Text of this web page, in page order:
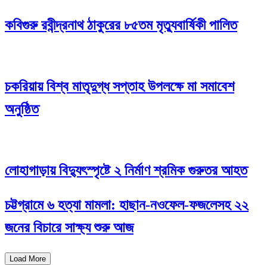
কবিগুরু রবীন্দ্রনাথ ঠাকুরের ৮৫তম মৃত্যুবার্ষিকী পালিত
চকরিয়ায় বিশ্ব মাতৃদুগ্ধ সপ্তাহ উপলক্ষে মা সমাবেশ
অনুষ্ঠিত
লোহাগাড়ায় বিদ্যুৎস্পৃষ্টে ২ নির্মাণ শ্রমিক গুরুতর আহত
চট্টগ্রামে ৬ হত্যা মামলা: হাছান-নওফেল-ফজলেসহ ২২
জনের বিচারে সাক্ষ্য শুরু আজ
Load More